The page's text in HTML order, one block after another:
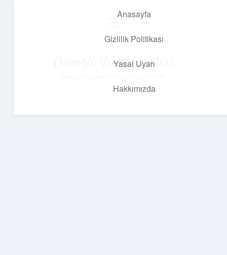
Anasayfa
Gizlilik Politikası
Yasal Uyarı
Hakkımızda
Güneşli Fikir Esintisi